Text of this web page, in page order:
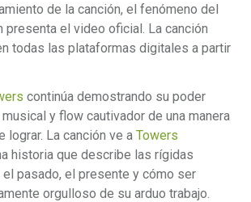
de la canción, el fenómeno del
presenta el video oficial. La canción
todas las plataformas digitales a partir
continúa demostrando su poder
y flow cautivador de una manera
lograr. La canción ve aTowers
historia que describe las rígidas
pasado, el presente y cómo ser
orgulloso de su arduo trabajo.